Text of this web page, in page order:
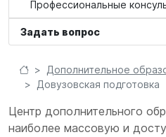
Профессиональные
Задать вопрос
Дополнительное
Довузовская подготовка
Центр дополнительного
наиболее массовую и